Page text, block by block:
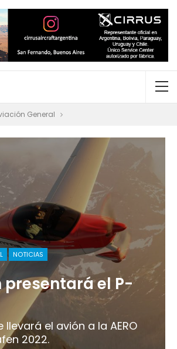
General
NOTICIAS
presentará el P-
llevará el avión a la AERO
2022.